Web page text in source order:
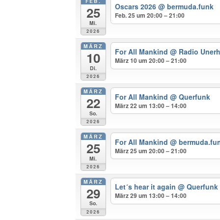
25
Mi.
2026
Oscars 2026@ bermuda.funk
Feb. 25 um 20:00 – 21:00
MÄRZ
10
Di.
2026
For All Mankind@ Radio
März 10 um 20:00 – 21:00
MÄRZ
22
So.
2026
For All Mankind@ Querfunk
März 22 um 13:00 – 14:00
MÄRZ
25
Mi.
2026
For All Mankind@
März 25 um 20:00 – 21:00
MÄRZ
29
So.
2026
Let´s hear it again@ Querfunk
März 29 um 13:00 – 14:00